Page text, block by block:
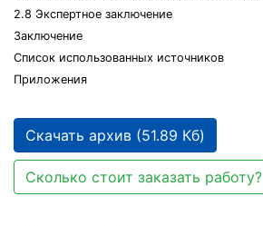
2.8 Экспертное заключение
Заключение
Список использованных источников
Приложения
Скачать архив (51.89 Кб)
Сколько стоит заказать работу?